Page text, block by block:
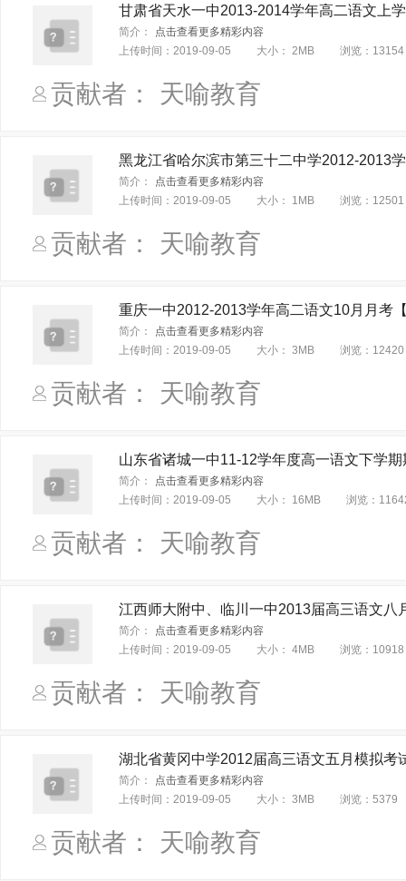
甘肃省天水一中2013-2014学年高二语文上
简介：
点击查看更多精彩内容
上传时间： 2019-09-05 大小： 2MB 浏览： 13154
贡献者： 天喻教育
黑龙江省哈尔滨市第三十二中学2012-2013
简介：
点击查看更多精彩内容
上传时间： 2019-09-05 大小： 1MB 浏览： 12501
贡献者： 天喻教育
重庆一中2012-2013学年高二语文10月月考
简介：
点击查看更多精彩内容
上传时间： 2019-09-05 大小： 3MB 浏览： 12420
贡献者： 天喻教育
山东省诸城一中11-12学年度高一语文下学
简介：
点击查看更多精彩内容
上传时间： 2019-09-05 大小： 16MB 浏览：
贡献者： 天喻教育
江西师大附中、临川一中2013届高三语文八
简介：
点击查看更多精彩内容
上传时间： 2019-09-05 大小： 4MB 浏览： 10918
贡献者： 天喻教育
湖北省黄冈中学2012届高三语文五月模拟
简介：
点击查看更多精彩内容
上传时间： 2019-09-05 大小： 3MB 浏览： 5379
贡献者： 天喻教育